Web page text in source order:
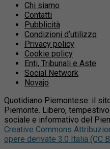
Chi siamo
Contatti
Pubblicità
Condizioni d’utilizzo
Privacy policy
Cookie policy
Enti, Tribunali e Aste
Social Network
Novajo
Quotidiano Piemontese: il
Piemonte. Libero,
sociale e informativo del
Creative Commons
opere derivate 3.0 Italia (CC